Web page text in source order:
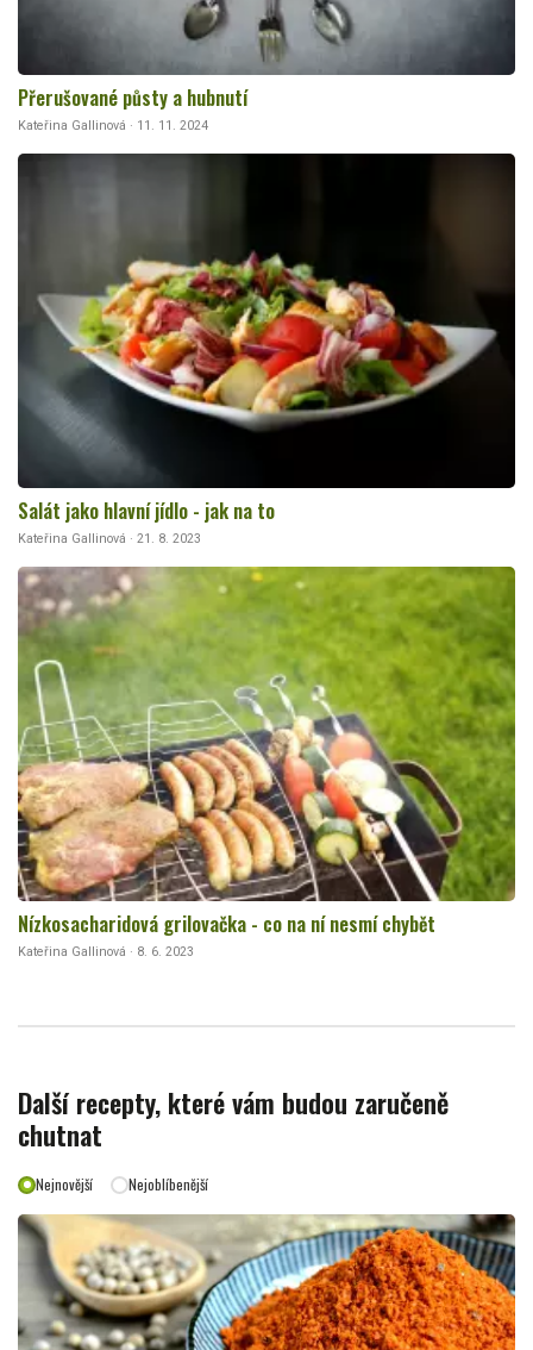
Přerušované půsty a hubnutí
Kateřina Gallinová · 11. 11. 2024
Salát jako hlavní jídlo - jak na to
Kateřina Gallinová · 21. 8. 2023
Nízkosacharidová grilovačka - co na ní nesmí chybět
Kateřina Gallinová · 8. 6. 2023
Další recepty, které vám budou zaručeně
chutnat
Nejnovější Nejoblíbenější